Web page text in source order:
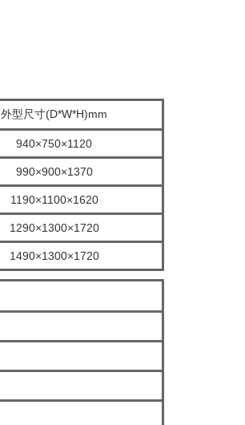
外型尺寸(D*W*H)mm
940×750×1120
990×900×1370
1190×1100×1620
1290×1300×1720
1490×1300×1720